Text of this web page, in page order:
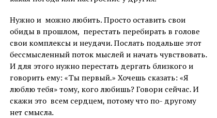
Нужно и можно любить. Просто оставить свои
обиды в прошлом, перестать перебирать в голове
свои комплексы и неудачи. Послать подальше этот
бессмысленный поток мыслей и начать чувствовать.
И для этого нужно перестать дергать близкого и
говорить ему: «Ты первый.» Хочешь сказать: «Я
люблю тебя» тому, кого любишь? Говори сейчас. И
скажи это всем сердцем, потому что по- другому
нет смысла.